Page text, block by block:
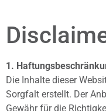
1.
Die Inhalte dieser
Sorgfalt erstellt. Der
Gewähr für die